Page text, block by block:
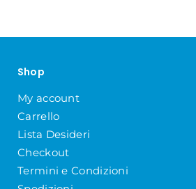
Shop
My account
Carrello
Lista Desideri
Checkout
Termini e Condizioni